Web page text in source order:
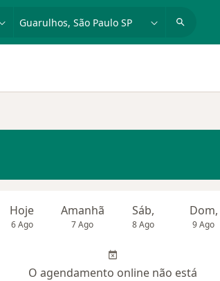
Hoje
6 Ago
Amanhã
7 Ago
Sáb,
8 Ago
Dom,
9 Ago
O agendamento online não está